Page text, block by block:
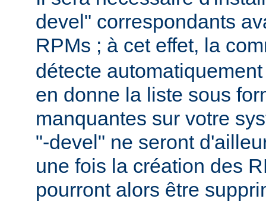
devel" correspondants
RPMs ; à cet effet, la
détecte
en donne la liste sous
manquantes sur votre
"-devel" ne seront
une fois la création des
pourront alors être